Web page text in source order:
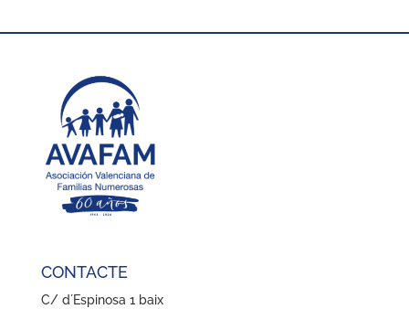
CONTACTE
C/ d´Espinosa 1 baix